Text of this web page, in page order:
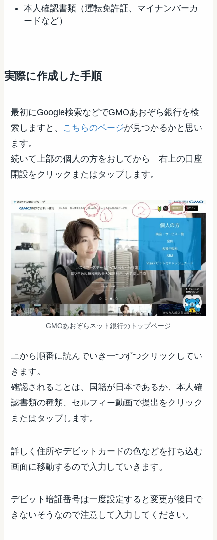
本人確認書類（運転免許証、マイナンバーカ
ードなど）
実際に作成した手順
最初にGoogle検索などでGMOあおぞら銀行を検
索しますと、 こちらのページが見つかるかと思い
ます。
続いて上部の個人の方をおしてから 右上の口座
開設をクリックまたはタップします。
GMOあおぞらネット銀行のトップページ
上から順番に読んでいき一つずつクリックしてい
きます。
確認されることは、国籍が日本であるか、本人確
認書類の種類、セルフィー動画で提出をクリック
またはタップします。
詳しく住所やデビットカードの色などを打ち込む
画面に移動するので入力していきます。
デビット暗証番号は一度設定すると変更が後日で
きないそうなので注意して入力してください。